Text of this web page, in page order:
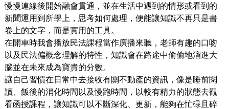
慢慢連線後開始融會貫通，並在生活中遇到的情形或看到的
新聞運用到所學上，思考如何處理，便能讓知識不再只是書
卷上的文字，而是實用的工具。
在開車時我會播放民法課程當作廣播來聽，老師有趣的口吻
以及民法偏概念理解的特性，知識會在路途中偷偷地溜進大
腦並在未來成為寶貴的分數。
讓自己習慣在日常中去接收有關不動產的資訊，像是睡前閱
讀、飯後的消化時間以及慢跑時間，以較有精力的狀態去觀
看函授課程，讓知識可以不斷深化、更新，能夠在忙碌且碎